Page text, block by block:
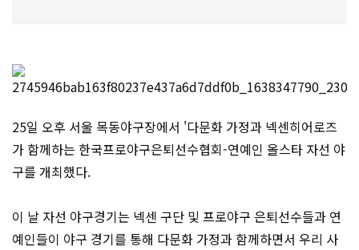
25일 오후 서울 목동야구장에서 '다문화 가정과 넥센히어로즈
가 함께하는 한국프로야구은퇴선수협회-연예인 올스타 자선 야
구를 개최했다.
이 날 자선 야구경기는 넥센 구단 및 프로야구 은퇴선수들과 연
예인들이 야구 경기를 통해 다문화 가정과 함께하면서 우리 사